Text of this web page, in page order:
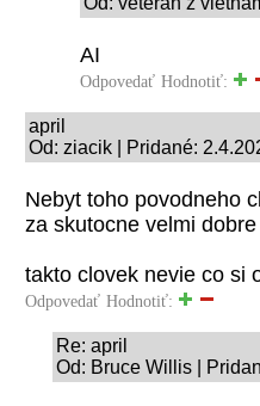
AI
Odpovedať Hodnotiť:
april
Od: ziacik | Pridané:
Nebyt toho povodneho
za skutocne velmi
takto clovek nevie co si
Odpovedať Hodnotiť:
Re: april
Od: Bruce Willis |